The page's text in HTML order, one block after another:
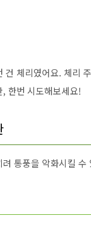
체리였어요. 체리
한번 시도해보세요!
통풍을 악화시킬